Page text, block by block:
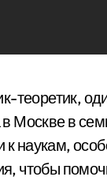
Москве в
наукам,
чтобы